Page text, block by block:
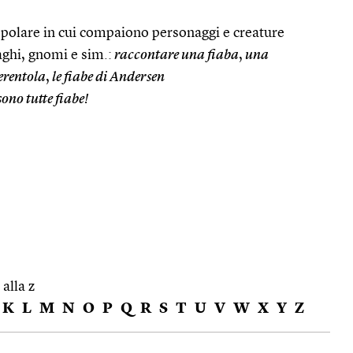
in cui compaiono personaggi e creature
gnomi e sim.: raccontare una fiaba, una
, le fiabe di Andersen
tutte fiabe!
z
K L M N O P Q R S T U V W X Y Z